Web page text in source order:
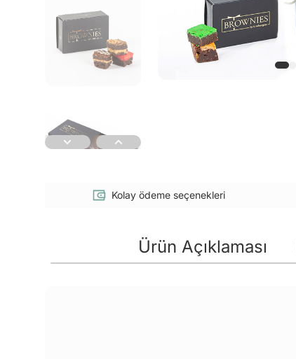
Kolay ödeme seçenekleri
Ürün Açıklaması